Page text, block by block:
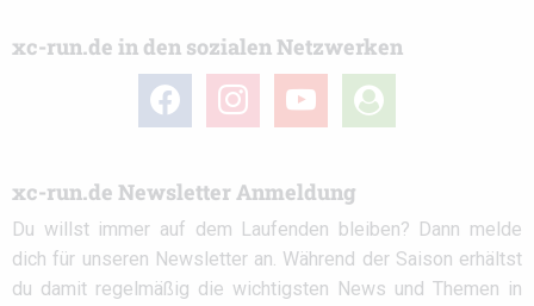
xc-run.de in den sozialen Netzwerken
facebook instagramyoutube
user-
circle
xc-run.de Newsletter Anmeldung
Du willst immer auf dem Laufenden bleiben? Dann melde
dich für unseren Newsletter an. Während der Saison erhältst
du damit regelmäßig die wichtigsten News und Themen in